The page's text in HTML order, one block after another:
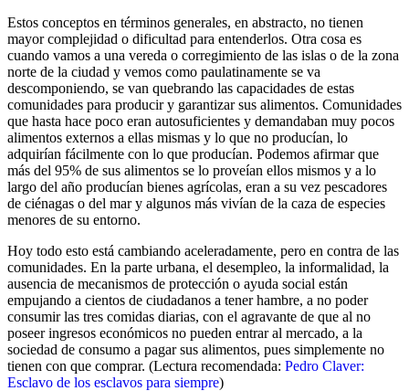
Estos conceptos en términos generales, en abstracto, no tienen
mayor complejidad o dificultad para entenderlos. Otra cosa es
cuando vamos a una vereda o corregimiento de las islas o de la zona
norte de la ciudad y vemos como paulatinamente se va
descomponiendo, se van quebrando las capacidades de estas
comunidades para producir y garantizar sus alimentos. Comunidades
que hasta hace poco eran autosuficientes y demandaban muy pocos
alimentos externos a ellas mismas y lo que no producían, lo
adquirían fácilmente con lo que producían. Podemos afirmar que
más del 95% de sus alimentos se lo proveían ellos mismos y a lo
largo del año producían bienes agrícolas, eran a su vez pescadores
de ciénagas o del mar y algunos más vivían de la caza de especies
menores de su entorno.
Hoy todo esto está cambiando aceleradamente, pero en contra de las
comunidades. En la parte urbana, el desempleo, la informalidad, la
ausencia de mecanismos de protección o ayuda social están
empujando a cientos de ciudadanos a tener hambre, a no poder
consumir las tres comidas diarias, con el agravante de que al no
poseer ingresos económicos no pueden entrar al mercado, a la
sociedad de consumo a pagar sus alimentos, pues simplemente no
tienen con que comprar. (Lectura recomendada: Pedro Claver:
Esclavo de los esclavos para siempre)